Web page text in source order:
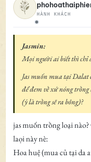
Ngoại tuyến
HÀNH KHÁCH
Jasmin:
Mọi người ai biết thì chỉ
Jas muốn mua tại Dalat
để đem về xứ nóng
(ý là trồng sẽ ra bông)?
jas muốn trồng loại
laọi này nè:
Hoa huệ (mua củ tại da